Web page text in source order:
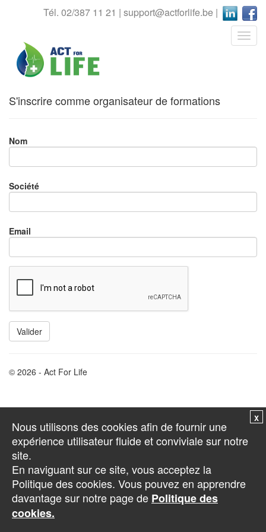
Tél. 02/387 11 21 | support@actforlife.be |
S'inscrire comme organisateur de formations
Nom
Société
Email
© 2026 - Act For Life
Nous utilisons des cookies afin de fournir une
expérience utilisateur fluide et conviviale sur notre
site.
En naviguant sur ce site, vous acceptez la
Politique des cookies. Vous pouvez en apprendre
davantage sur notre page de Politique des
cookies.